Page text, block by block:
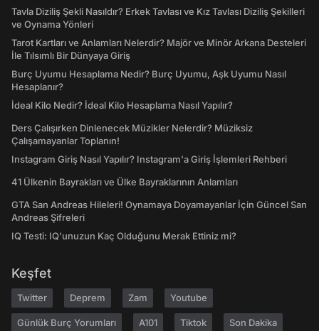
Tavla Diziliş Şekli Nasıldır? Erkek Tavlası ve Kız Tavlası Diziliş Şekilleri
ve Oynama Yönleri
Tarot Kartları ve Anlamları Nelerdir? Majör ve Minör Arkana Desteleri
İle Tılsımlı Bir Dünyaya Giriş
Burç Uyumu Hesaplama Nedir? Burç Uyumu, Aşk Uyumu Nasıl
Hesaplanır?
İdeal Kilo Nedir? İdeal Kilo Hesaplama Nasıl Yapılır?
Ders Çalışırken Dinlenecek Müzikler Nelerdir? Müziksiz
Çalışamayanlar Toplanın!
Instagram Giriş Nasıl Yapılır? Instagram'a Giriş İşlemleri Rehberi
41 Ülkenin Bayrakları ve Ülke Bayraklarının Anlamları
GTA San Andreas Hileleri! Oynamaya Doyamayanlar İçin Güncel San
Andreas Şifreleri
IQ Testi: IQ'unuzun Kaç Olduğunu Merak Ettiniz mi?
Keşfet
Twitter Deprem Zam Youtube
Günlük Burç Yorumları A101 Tiktok Son Dakika